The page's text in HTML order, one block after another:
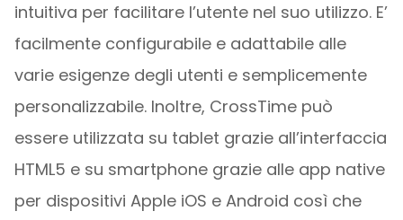
intuitiva per facilitare l’utente nel suo utilizzo. E’
facilmente configurabile e adattabile alle
varie esigenze degli utenti e semplicemente
personalizzabile. Inoltre, CrossTime può
essere utilizzata su tablet grazie all’interfaccia
HTML5 e su smartphone grazie alle app native
per dispositivi Apple iOS e Android così che